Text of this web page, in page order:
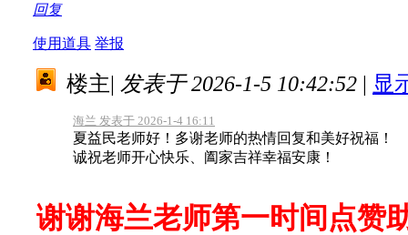
回复
使用道具 举报
楼主| 发表于 2026-1-5 10:42:52 | 显
海兰 发表于 2026-1-4 16:11
夏益民老师好！多谢老师的热情回复和美好祝福！
诚祝老师开心快乐、阖家吉祥幸福安康！
谢谢海兰老师第一时间点赞